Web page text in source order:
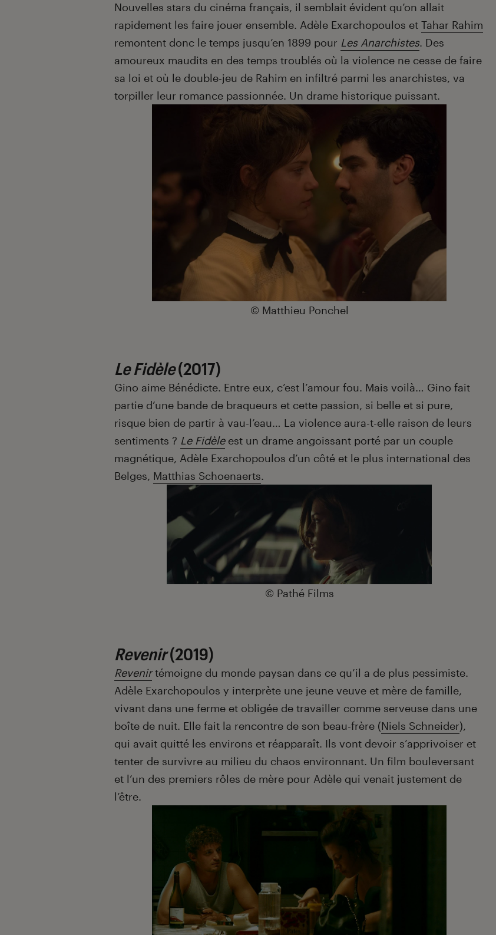
Nouvelles stars du cinéma français, il semblait évident qu’on allait
rapidement les faire jouer ensemble. Adèle Exarchopoulos et Tahar Rahim
remontent donc le temps jusqu’en 1899 pour Les Anarchistes. Des
amoureux maudits en des temps troublés où la violence ne cesse de faire
sa loi et où le double-jeu de Rahim en infiltré parmi les anarchistes, va
torpiller leur romance passionnée. Un drame historique puissant.
© Matthieu Ponchel
Le Fidèle(2017)
Gino aime Bénédicte. Entre eux, c’est l’amour fou. Mais voilà… Gino fait
partie d’une bande de braqueurs et cette passion, si belle et si pure,
risque bien de partir à vau-l’eau… La violence aura-t-elle raison de leurs
sentiments ? Le Fidèleest un drame angoissant porté par un couple
magnétique, Adèle Exarchopoulos d’un côté et le plus international des
Belges, Matthias Schoenaerts.
© Pathé Films
Revenir(2019)
Revenir témoigne du monde paysan dans ce qu’il a de plus pessimiste.
Adèle Exarchopoulos y interprète une jeune veuve et mère de famille,
vivant dans une ferme et obligée de travailler comme serveuse dans une
boîte de nuit. Elle fait la rencontre de son beau-frère (Niels Schneider),
qui avait quitté les environs et réapparaît. Ils vont devoir s’apprivoiser et
tenter de survivre au milieu du chaos environnant. Un film bouleversant
et l’un des premiers rôles de mère pour Adèle qui venait justement de
l’être.